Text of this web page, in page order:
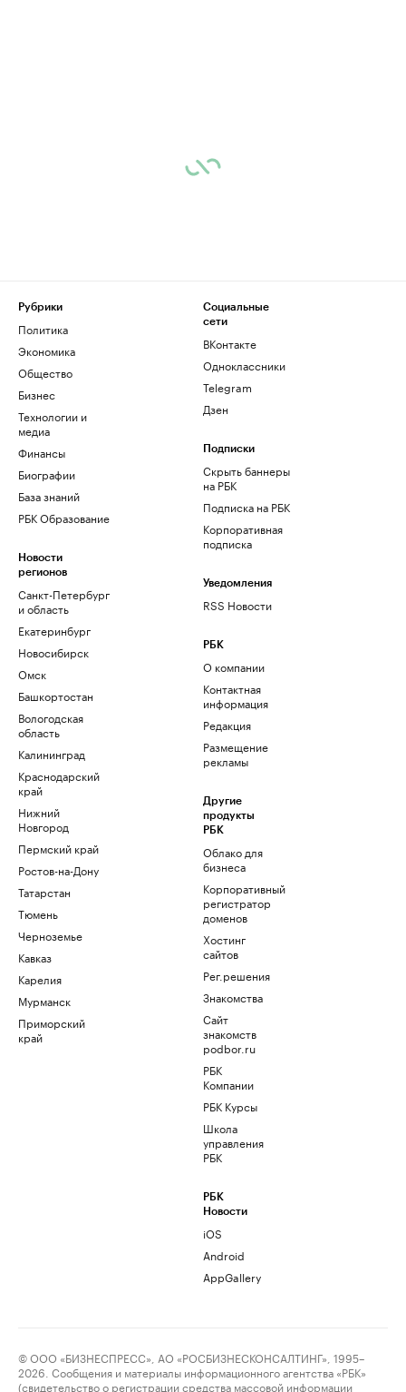
Рубрики
Политика
Экономика
Общество
Бизнес
Технологии и
медиа
Финансы
Биографии
База знаний
РБК Образование
Новости
регионов
Санкт-Петербург
и область
Екатеринбург
Новосибирск
Омск
Башкортостан
Вологодская
область
Калининград
Краснодарский
край
Нижний
Новгород
Пермский край
Ростов-на-Дону
Татарстан
Тюмень
Черноземье
Кавказ
Карелия
Мурманск
Приморский
край
Социальные
сети
ВКонтакте
Одноклассники
Telegram
Дзен
Подписки
Скрыть баннеры
на РБК
Подписка на РБК
Корпоративная
подписка
Уведомления
RSS Новости
РБК
О компании
Контактная
информация
Редакция
Размещение
рекламы
Другие
продукты
РБК
Облако для
бизнеса
Корпоративный
регистратор
доменов
Хостинг
сайтов
Рег.решения
Знакомства
Сайт
знакомств
podbor.ru
РБК
Компании
РБК Курсы
Школа
управления
РБК
РБК
Новости
iOS
Android
AppGallery
© ООО «БИЗНЕСПРЕСС», АО «РОСБИЗНЕСКОНСАЛТИНГ», 1995–
2026. Сообщения и материалы информационного агентства «РБК»
(свидетельство о регистрации средства массовой информации